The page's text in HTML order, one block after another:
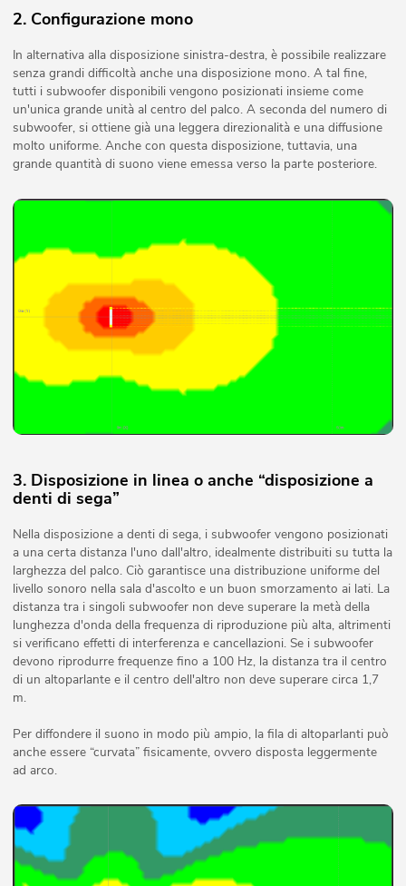
2. Configurazione mono
In alternativa alla disposizione sinistra-destra, è possibile realizzare
senza grandi difficoltà anche una disposizione mono. A tal fine,
tutti i subwoofer disponibili vengono posizionati insieme come
un'unica grande unità al centro del palco. A seconda del numero di
subwoofer, si ottiene già una leggera direzionalità e una diffusione
molto uniforme. Anche con questa disposizione, tuttavia, una
grande quantità di suono viene emessa verso la parte posteriore.
3. Disposizione in linea o anche “disposizione a
denti di sega”
Nella disposizione a denti di sega, i subwoofer vengono posizionati
a una certa distanza l'uno dall'altro, idealmente distribuiti su tutta la
larghezza del palco. Ciò garantisce una distribuzione uniforme del
livello sonoro nella sala d'ascolto e un buon smorzamento ai lati. La
distanza tra i singoli subwoofer non deve superare la metà della
lunghezza d'onda della frequenza di riproduzione più alta, altrimenti
si verificano effetti di interferenza e cancellazioni. Se i subwoofer
devono riprodurre frequenze fino a 100 Hz, la distanza tra il centro
di un altoparlante e il centro dell'altro non deve superare circa 1,7
m.
Per diffondere il suono in modo più ampio, la fila di altoparlanti può
anche essere “curvata” fisicamente, ovvero disposta leggermente
ad arco.